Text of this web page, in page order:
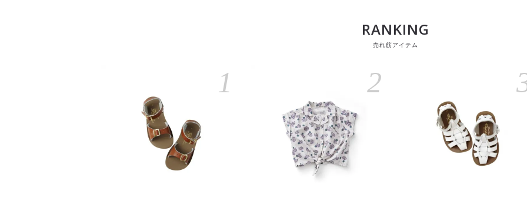
RANKING
売れ筋アイテム
1 2